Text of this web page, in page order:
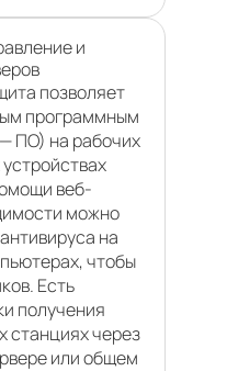
и
позволяет
программным
ПО) на рабочих
веб-
можно
на
чтобы
Есть
получения
станциях через
или общем